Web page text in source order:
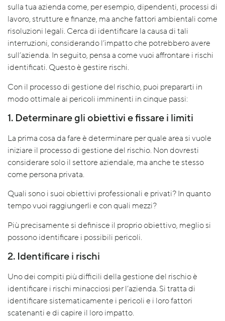
sulla tua azienda come, per esempio, dipendenti, processi di
lavoro, strutture e finanze, ma anche fattori ambientali come
risoluzioni legali. Cerca di identificare la causa di tali
interruzioni, considerando l’impatto che potrebbero avere
sull’azienda. In seguito, pensa a come vuoi affrontare i rischi
identificati. Questo è gestire rischi.
Con il processo di gestione del rischio, puoi prepararti in
modo ottimale ai pericoli imminenti in cinque passi:
1. Determinare gli obiettivi e fissare i limiti
La prima cosa da fare è determinare per quale area si vuole
iniziare il processo di gestione del rischio. Non dovresti
considerare solo il settore aziendale, ma anche te stesso
come persona privata.
Quali sono i suoi obiettivi professionali e privati? In quanto
tempo vuoi raggiungerli e con quali mezzi?
Più precisamente si definisce il proprio obiettivo, meglio si
possono identificare i possibili pericoli.
2. Identificare i rischi
Uno dei compiti più difficili della gestione del rischio è
identificare i rischi minacciosi per l’azienda. Si tratta di
identificare sistematicamente i pericoli e i loro fattori
scatenanti e di capire il loro impatto.